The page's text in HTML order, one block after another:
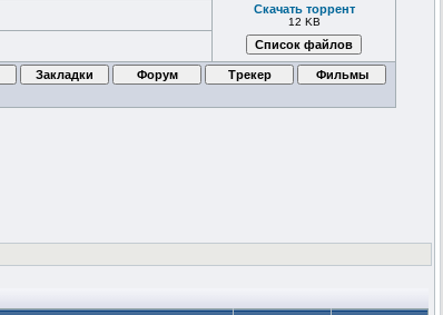
Скачать торрент
12 KB